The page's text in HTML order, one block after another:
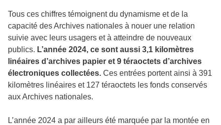
Tous ces chiffres témoignent du dynamisme et de la
capacité des Archives nationales à nouer une relation
suivie avec leurs usagers et à atteindre de nouveaux
publics. L’année 2024, ce sont aussi 3,1 kilomètres
linéaires d’archives papier et 9 téraoctets d’archives
électroniques collectées. Ces entrées portent ainsi à 391
kilomètres linéaires et 127 téraoctets les fonds conservés
aux Archives nationales.
L’année 2024 a par ailleurs été marquée par la montée en